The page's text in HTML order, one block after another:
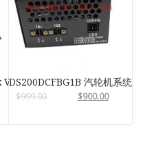
VIe
DS200DCFBG1B 汽轮机系统卡件
$999.00 $900.00